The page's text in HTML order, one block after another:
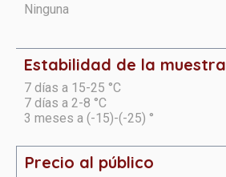
Ninguna
Estabilidad de la muestra
7 días a 15-25 °C
7 días a 2-8 °C
3 meses a (-15)-(-25) °
Precio al público